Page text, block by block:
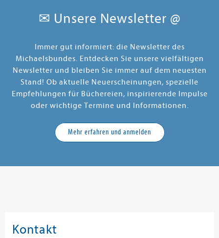
✉ Unsere Newsletter @
Immer gut informiert: die Newsletter des
Michaelsbundes. Entdecken Sie unsere vielfältigen
Newsletter und bleiben Sie immer auf dem neuesten
Stand! Ob aktuelle Neuerscheinungen, spezielle
Empfehlungen für Büchereien, inspirierende Impulse
oder wichtige Termine und Informationen.
Mehr erfahren und anmelden
Kontakt